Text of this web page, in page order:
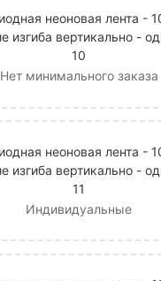
Нет минимального заказа
Индивидуальные